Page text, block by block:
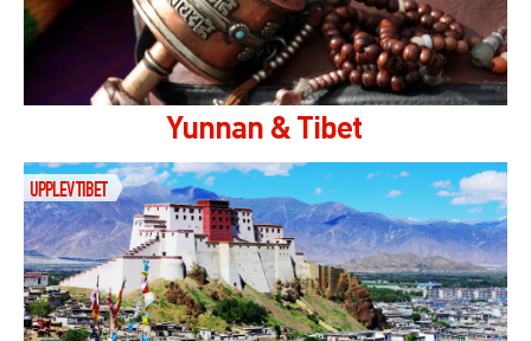
Yunnan & Tibet
UPPLEV TIBET